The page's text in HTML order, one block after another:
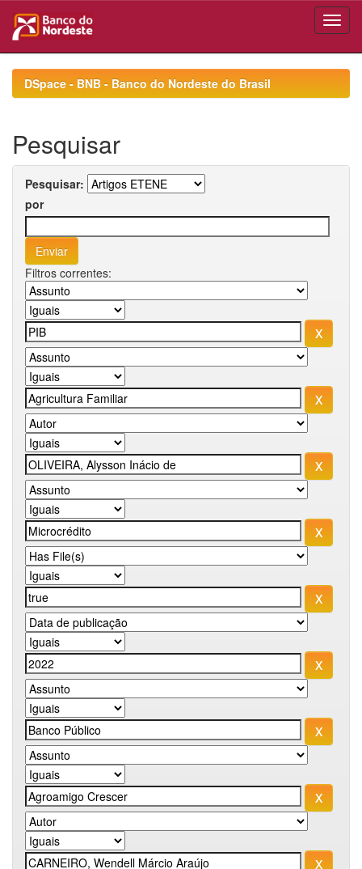
navigationDSpace - BNB - Banco do Nordeste do Brasil
Pesquisar
Pesquisar:
por
Filtros correntes: